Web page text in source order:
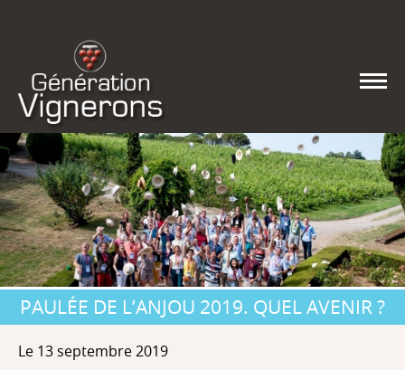
PAULÉE DE L’ANJOU 2019. QUEL AVENIR ?
Le 13 septembre 2019